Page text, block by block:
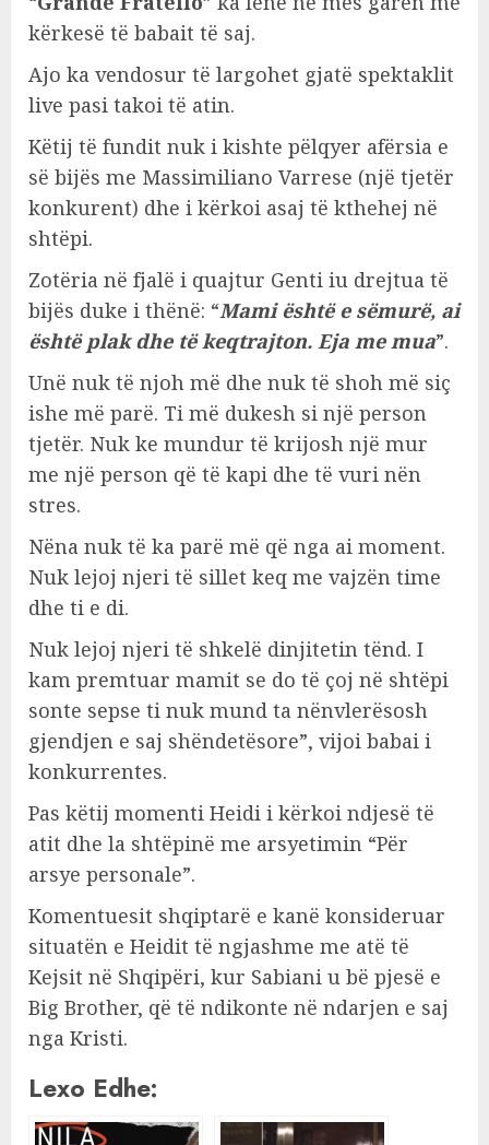
kërkesë të babait të saj.
Ajo ka vendosur të largohet gjatë spektaklit
live pasi takoi të atin.
Këtij të fundit nuk i kishte pëlqyer afërsia e
së bijës me Massimiliano Varrese (një tjetër
konkurent) dhe i kërkoi asaj të kthehej në
shtëpi.
Zotëria në fjalë i quajtur Genti iu drejtua të
bijës duke i thënë: “Mami është e sëmurë, ai
është plak dhe të keqtrajton. Eja me mua”.
Unë nuk të njoh më dhe nuk të shoh më siç
ishe më parë. Ti më dukesh si një person
tjetër. Nuk ke mundur të krijosh një mur
me një person që të kapi dhe të vuri nën
stres.
Nëna nuk të ka parë më që nga ai moment.
Nuk lejoj njeri të sillet keq me vajzën time
dhe ti e di.
Nuk lejoj njeri të shkelë dinjitetin tënd. I
kam premtuar mamit se do të çoj në shtëpi
sonte sepse ti nuk mund ta nënvlerësosh
gjendjen e saj shëndetësore”, vijoi babai i
konkurrentes.
Pas këtij momenti Heidi i kërkoi ndjesë të
atit dhe la shtëpinë me arsyetimin “Për
arsye personale”.
Komentuesit shqiptarë e kanë konsideruar
situatën e Heidit të ngjashme me atë të
Kejsit në Shqipëri, kur Sabiani u bë pjesë e
Big Brother, që të ndikonte në ndarjen e saj
nga Kristi.
Lexo Edhe: